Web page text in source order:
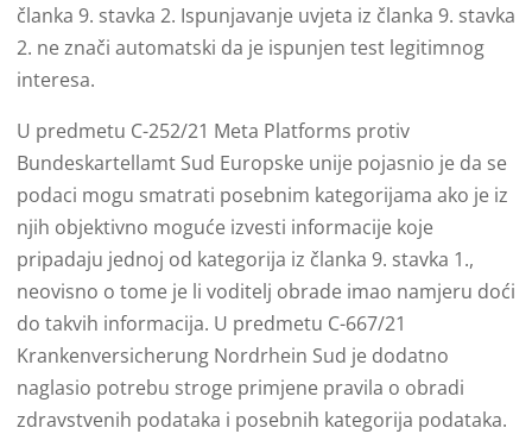
članka 9. stavka 2. Ispunjavanje uvjeta iz članka 9. stavka
2. ne znači automatski da je ispunjen test legitimnog
interesa.
U predmetu C-252/21 Meta Platforms protiv
Bundeskartellamt Sud Europske unije pojasnio je da se
podaci mogu smatrati posebnim kategorijama ako je iz
njih objektivno moguće izvesti informacije koje
pripadaju jednoj od kategorija iz članka 9. stavka 1.,
neovisno o tome je li voditelj obrade imao namjeru doći
do takvih informacija. U predmetu C-667/21
Krankenversicherung Nordrhein Sud je dodatno
naglasio potrebu stroge primjene pravila o obradi
zdravstvenih podataka i posebnih kategorija podataka.